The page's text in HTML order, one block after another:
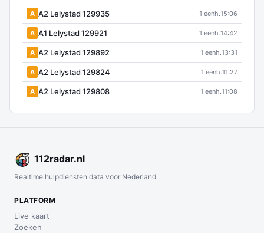
A A2 Lelystad 129935 1 eenh.15:06
A A1 Lelystad 129921 1 eenh.14:42
A A2 Lelystad 129892 1 eenh.13:31
A A2 Lelystad 129824 1 eenh.11:27
A A2 Lelystad 129808 1 eenh.11:08
112radar.nl
Realtime hulpdiensten data voor Nederland
PLATFORM
Live kaart
Zoeken